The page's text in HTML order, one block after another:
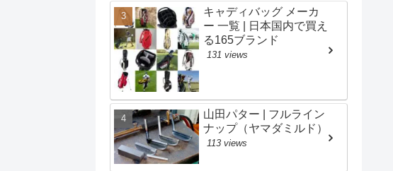
キャディバッグ メーカ
ー 一覧 | 日本国内で買え
る165ブランド
131 views
山田パター | フルライン
ナップ（ヤマダミルド）
113 views